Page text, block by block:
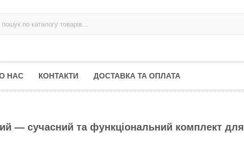
НАС КОНТАКТИ ДОСТАВКА ТА ОПЛАТА
— сучасний та функціональний комплект для